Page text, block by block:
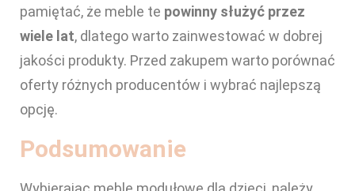
pamiętać, że meble te powinny służyć przez
wiele lat, dlatego warto zainwestować w dobrej
jakości produkty. Przed zakupem warto porównać
oferty różnych producentów i wybrać najlepszą
opcję.
Podsumowanie